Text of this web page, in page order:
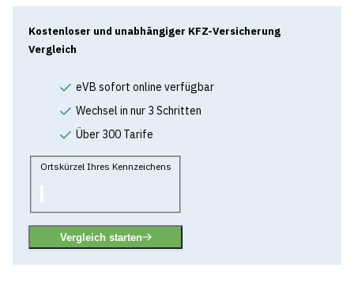
Kostenloser und unabhängiger KFZ-Versicherung
Vergleich
eVB sofort online verfügbar
Wechsel in nur 3 Schritten
Über 300 Tarife
Ortskürzel Ihres Kennzeichens
Vergleich starten